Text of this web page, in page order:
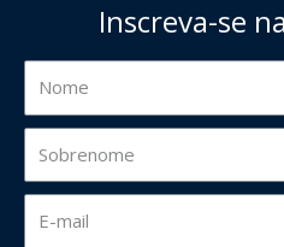
Inscreva-se